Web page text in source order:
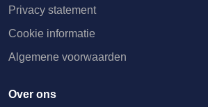
Privacy statement
Cookie informatie
Algemene voorwaarden
Over ons